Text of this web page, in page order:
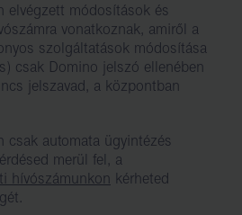
elvégzett módosítások és
vonatkoznak, amiről a
szolgáltatások módosítása
csak Domino jelszó ellenében
jelszavad, a központban
csak automata ügyintézés
merül fel, a
hívószámunkon kérheted